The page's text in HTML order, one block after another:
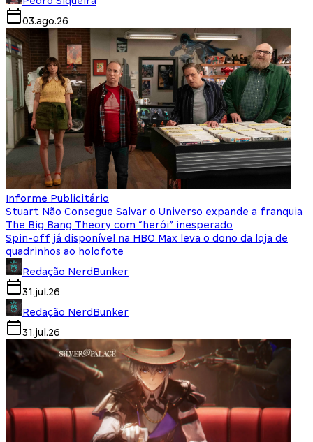
03.ago.26
Informe Publicitário
Stuart Não Consegue Salvar o Universo expande a franquia
The Big Bang Theory com “herói” inesperado
Spin-off já disponível na HBO Max leva o dono da loja de
quadrinhos ao holofote
Redação NerdBunker
31.jul.26
Redação NerdBunker
31.jul.26